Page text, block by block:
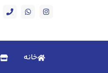
خانه